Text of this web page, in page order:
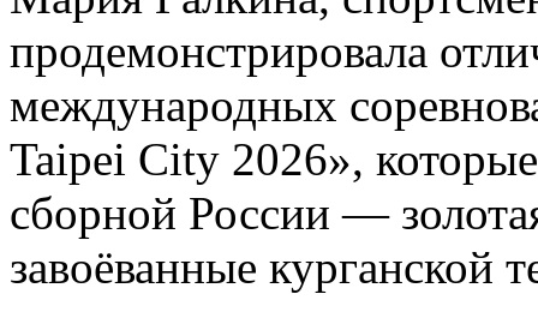
продемонстрировала
международных
Taipei City 2026»,
сборной России —
завоёванные курганской